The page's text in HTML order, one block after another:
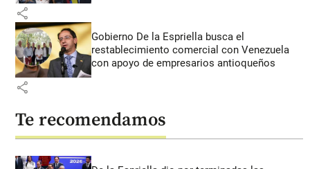
share
Gobierno De la Espriella busca el
restablecimiento comercial con Venezuela
con apoyo de empresarios antioqueños
share
Te recomendamos